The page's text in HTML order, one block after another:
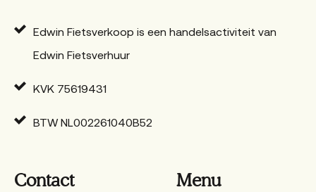
Edwin Fietsverkoop is een handelsactiviteit van
Edwin Fietsverhuur
KVK 75619431
BTW NL002261040B52
Contact Menu